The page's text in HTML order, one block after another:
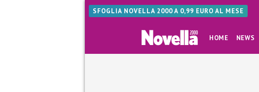
SFOGLIA NOVELLA 2000 A 0,99 EURO AL MESE
HOME NEWS